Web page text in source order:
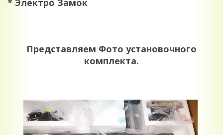
* Электро Замок
Представляем Фото установочного
комплекта.